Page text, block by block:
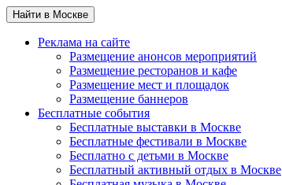
Найти в Москве
Реклама на сайте
Размещение анонсов мероприятий
Размещение ресторанов и кафе
Размещение мест и площадок
Размещение баннеров
Бесплатные события
Бесплатные выставки в Москве
Бесплатные фестивали в Москве
Бесплатно с детьми в Москве
Бесплатный активный отдых в Москве